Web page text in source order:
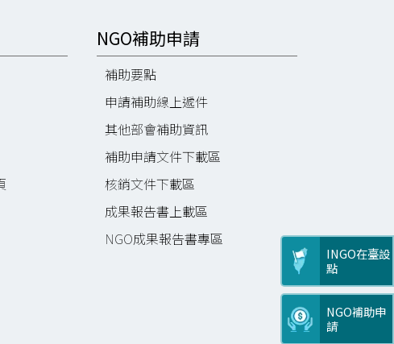
INGO在臺設
點
NGO補助申
請
NGO補助申請
補助要點
申請補助線上遞件
其他部會補助資訊
補助申請文件下載區
核銷文件下載區
成果報告書上載區
NGO成果報告書專區